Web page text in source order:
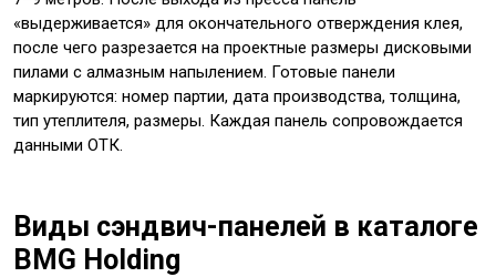
«выдерживается» для окончательного отверждения клея,
после чего разрезается на проектные размеры дисковыми
пилами с алмазным напылением. Готовые панели
маркируются: номер партии, дата производства, толщина,
тип утеплителя, размеры. Каждая панель сопровождается
данными ОТК.
Виды сэндвич-панелей в каталоге
BMG Holding